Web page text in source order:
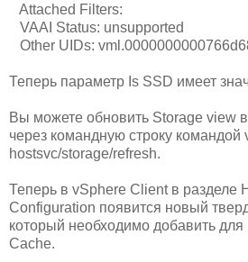
Attached Filters:
VAAI Status: unsupported
Other UIDs:
Теперь параметр Is SSD имеет
Вы можете обновить Storage view
через командную строку командой
hostsvc/storage/refresh.
Теперь в vSphere Client в разделе
Configuration появится новый
который необходимо добавить
Cache.